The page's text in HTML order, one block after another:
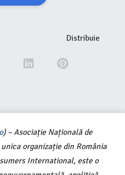
Distribuie
) – Asociație Națională de
organizație din România
International, este o